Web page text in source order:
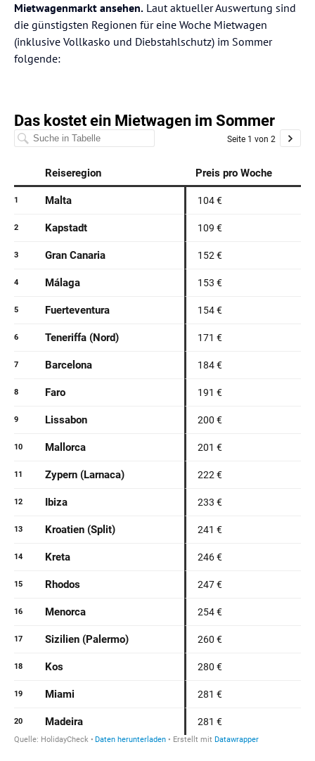
Mietwagenmarkt ansehen. Laut aktueller Auswertung sind
die günstigsten Regionen für eine Woche Mietwagen
(inklusive Vollkasko und Diebstahlschutz) im Sommer
folgende: